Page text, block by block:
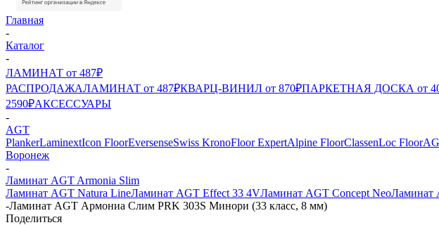
Главная
-
Каталог
-
ЛАМИНАТ от 487₽
РАСПРОДАЖАЛАМИНАТ от 487₽КВАРЦ-ВИНИЛ от 870₽ПАРКЕТНАЯ ДОСКА от
2590₽АКСЕССУАРЫ
-
AGT
PlankerLaminextIcon FloorEversenseSwiss KronoFloor ExpertAlpine FloorClassenLoc Floor
Воронеж
-
Ламинат AGT Armonia Slim
Ламинат AGT Natura LineЛаминат AGT Effect 33 4VЛаминат AGT Concept NeoЛаминат
-Ламинат AGT Армониа Слим PRK 303S Минори (33 класс, 8 мм)
Поделиться